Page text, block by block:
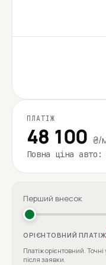
ПЛАТІЖ
48 100 ₴/
Повна ціна
Перший внесок
ОРІЄНТОВНИЙ ПЛАТІЖ
Платіж орієнтовний.
після заявки.